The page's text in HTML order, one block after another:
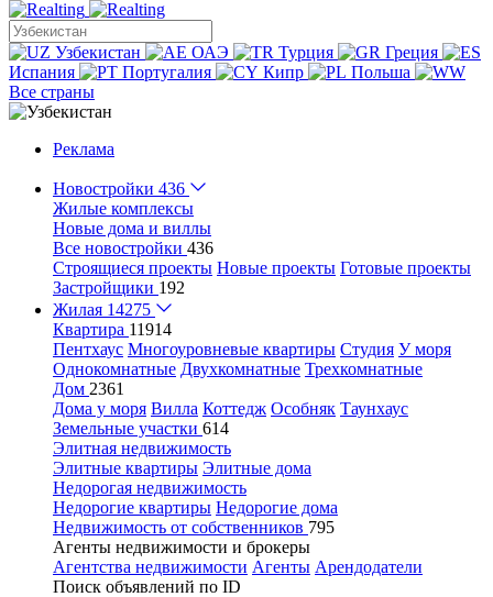
Узбекистан ОАЭ Турция
Греция
Испания
Португалия Кипр
Польша
Все страны
Реклама
Новостройки 436
Жилые комплексы
Новые дома и виллы
Все новостройки 436
Строящиеся проекты Новые проекты Готовые проекты
Застройщики 192
Жилая 14275
Квартира 11914
Пентхаус Многоуровневые квартиры Студия У моря
Однокомнатные Двухкомнатные Трехкомнатные
Дом 2361
Дома у моря Вилла Коттедж Особняк Таунхаус
Земельные участки 614
Элитная недвижимость
Элитные квартиры Элитные дома
Недорогая недвижимость
Недорогие квартиры Недорогие дома
Недвижимость от собственников 795
Агенты недвижимости и брокеры
Агентства недвижимости Агенты Арендодатели
Поиск объявлений по ID